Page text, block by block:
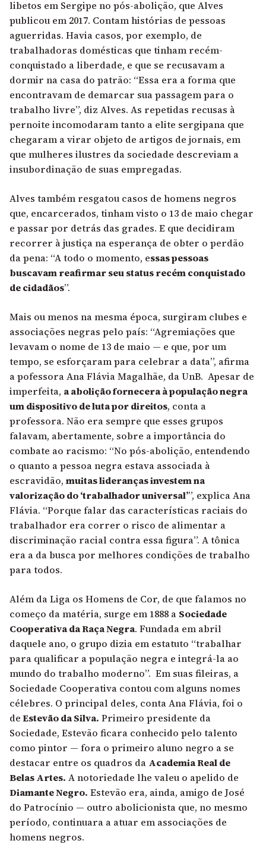
libetos em Sergipe no pós-abolição, que Alves
publicou em 2017. Contam histórias de pessoas
aguerridas. Havia casos, por exemplo, de
trabalhadoras domésticas que tinham recém-
conquistado a liberdade, e que se recusavam a
dormir na casa do patrão: “Essa era a forma que
encontravam de demarcar sua passagem para o
trabalho livre”, diz Alves. As repetidas recusas à
pernoite incomodaram tanto a elite sergipana que
chegaram a virar objeto de artigos de jornais, em
que mulheres ilustres da sociedade descreviam a
insubordinação de suas empregadas.
Alves também resgatou casos de homens negros
que, encarcerados, tinham visto o 13 de maio chegar
e passar por detrás das grades. E que decidiram
recorrer à justiça na esperança de obter o perdão
da pena: “A todo o momento, essas pessoas
buscavam reafirmar seu status recém conquistado
de cidadãos”.
Mais ou menos na mesma época, surgiram clubes e
associações negras pelo país: “Agremiações que
levavam o nome de 13 de maio — e que, por um
tempo, se esforçaram para celebrar a data”, afirma
a pofessora Ana Flávia Magalhãe, da UnB. Apesar de
imperfeita, a abolição fornecera à população negra
um dispositivo de luta por direitos, conta a
professora. Não era sempre que esses grupos
falavam, abertamente, sobre a importância do
combate ao racismo: “No pós-abolição, entendendo
o quanto a pessoa negra estava associada à
escravidão, muitas lideranças investem na
valorização do ‘trabalhador universal’”, explica Ana
Flávia. “Porque falar das características raciais do
trabalhador era correr o risco de alimentar a
discriminação racial contra essa figura”. A tônica
era a da busca por melhores condições de trabalho
para todos.
Além da Liga os Homens de Cor, de que falamos no
começo da matéria, surge em 1888 a Sociedade
Cooperativa da Raça Negra. Fundada em abril
daquele ano, o grupo dizia em estatuto “trabalhar
para qualificar a população negra e integrá-la ao
mundo do trabalho moderno”. Em suas fileiras, a
Sociedade Cooperativa contou com alguns nomes
célebres. O principal deles, conta Ana Flávia, foi o
deEstevão da Silva. Primeiro presidente da
Sociedade, Estevão ficara conhecido pelo talento
como pintor — fora o primeiro aluno negro a se
destacar entre os quadros da Academia Real de
Belas Artes. A notoriedade lhe valeu o apelido de
Diamante Negro. Estevão era, ainda, amigo de José
do Patrocínio — outro abolicionista que, no mesmo
período, continuara a atuar em associações de
homens negros.